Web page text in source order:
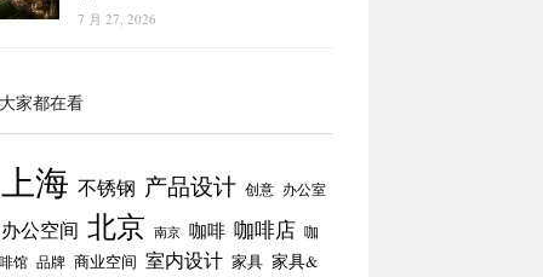
7 月 27, 2026
家都在看
上海 不锈钢 产品设计 创意 办公室
办公空间 北京 南京 咖啡 咖啡店 咖
馆 品牌 商业空间 室内设计 家具 家具&